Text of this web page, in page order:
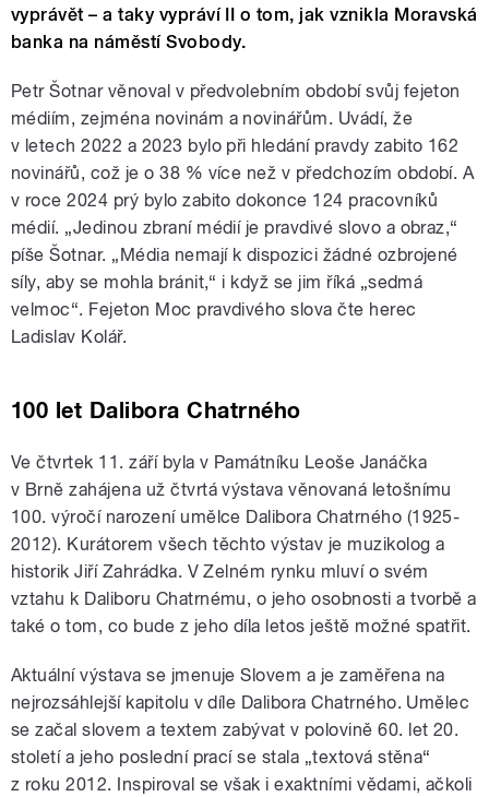
vyprávět – a taky vypráví II o tom, jak vznikla Moravská
banka na náměstí Svobody.
Petr Šotnar věnoval v předvolebním období svůj fejeton
médiím, zejména novinám a novinářům. Uvádí, že
v letech 2022 a 2023 bylo při hledání pravdy zabito 162
novinářů, což je o 38 % více než v předchozím období. A
v roce 2024 prý bylo zabito dokonce 124 pracovníků
médií. „Jedinou zbraní médií je pravdivé slovo a obraz,“
píše Šotnar. „Média nemají k dispozici žádné ozbrojené
síly, aby se mohla bránit,“ i když se jim říká „sedmá
velmoc“. Fejeton Moc pravdivého slova čte herec
Ladislav Kolář.
100 let Dalibora Chatrného
Ve čtvrtek 11. září byla v Památníku Leoše Janáčka
v Brně zahájena už čtvrtá výstava věnovaná letošnímu
100. výročí narození umělce Dalibora Chatrného (1925-
2012). Kurátorem všech těchto výstav je muzikolog a
historik Jiří Zahrádka. V Zelném rynku mluví o svém
vztahu k Daliboru Chatrnému, o jeho osobnosti a tvorbě a
také o tom, co bude z jeho díla letos ještě možné spatřit.
Aktuální výstava se jmenuje Slovem a je zaměřena na
nejrozsáhlejší kapitolu v díle Dalibora Chatrného. Umělec
se začal slovem a textem zabývat v polovině 60. let 20.
století a jeho poslední prací se stala „textová stěna“
z roku 2012. Inspiroval se však i exaktními vědami, ačkoli